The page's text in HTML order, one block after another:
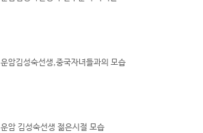
운암김성숙선생,중국자녀들과의 모습
운암 김성숙선생 젊은시절 모습